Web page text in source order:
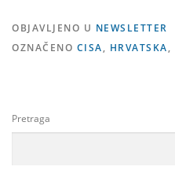
OBJAVLJENO U NEWSLETTER
OZNAČENO CISA, HRVATSKA,
Pretraga